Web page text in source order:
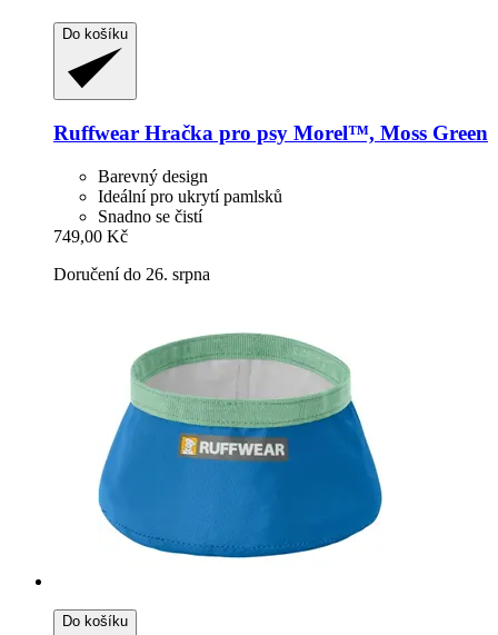
Do košíku
Ruffwear Hračka pro psy Morel™, Moss Green
Barevný design
Ideální pro ukrytí pamlsků
Snadno se čistí
749,00 Kč
Doručení do 26. srpna
Do košíku